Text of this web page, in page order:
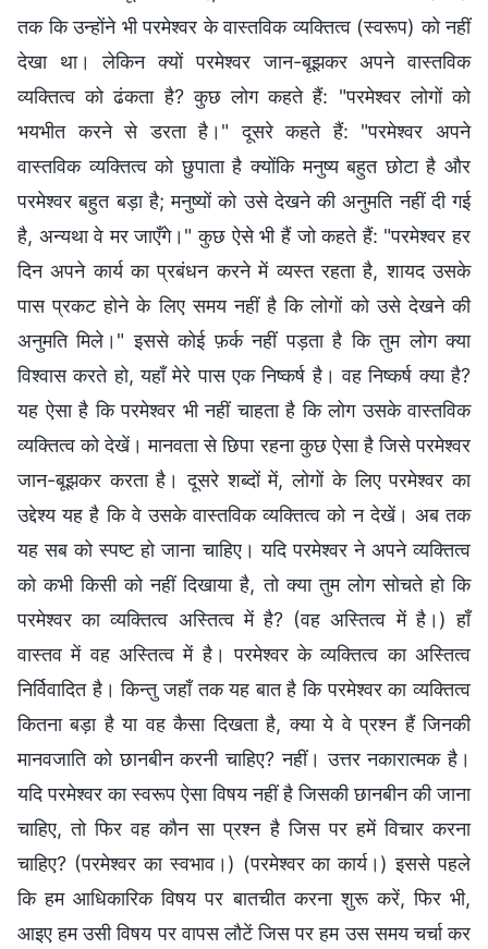
तक कि उन्होंने भी परमेश्वर के वास्तविक व्यक्तित्व (स्वरूप) को नहीं
देखा था। लेकिन क्यों परमेश्वर जान-बूझकर अपने वास्तविक
व्यक्तित्व को ढंकता है? कुछ लोग कहते हैं: "परमेश्वर लोगों को
भयभीत करने से डरता है।" दूसरे कहते हैं: "परमेश्वर अपने
वास्तविक व्यक्तित्व को छुपाता है क्योंकि मनुष्य बहुत छोटा है और
परमेश्वर बहुत बड़ा है; मनुष्यों को उसे देखने की अनुमति नहीं दी गई
है, अन्यथा वे मर जाएँगे।" कुछ ऐसे भी हैं जो कहते हैं: "परमेश्वर हर
दिन अपने कार्य का प्रबंधन करने में व्यस्त रहता है, शायद उसके
पास प्रकट होने के लिए समय नहीं है कि लोगों को उसे देखने की
अनुमति मिले।" इससे कोई फ़र्क नहीं पड़ता है कि तुम लोग क्या
विश्वास करते हो, यहाँ मेरे पास एक निष्कर्ष है। वह निष्कर्ष क्या है?
यह ऐसा है कि परमेश्वर भी नहीं चाहता है कि लोग उसके वास्तविक
व्यक्तित्व को देखें। मानवता से छिपा रहना कुछ ऐसा है जिसे परमेश्वर
जान-बूझकर करता है। दूसरे शब्दों में, लोगों के लिए परमेश्वर का
उद्देश्य यह है कि वे उसके वास्तविक व्यक्तित्व को न देखें। अब तक
यह सब को स्पष्ट हो जाना चाहिए। यदि परमेश्वर ने अपने व्यक्तित्व
को कभी किसी को नहीं दिखाया है, तो क्या तुम लोग सोचते हो कि
परमेश्वर का व्यक्तित्व अस्तित्व में है? (वह अस्तित्व में है।) हाँ
वास्तव में वह अस्तित्व में है। परमेश्वर के व्यक्तित्व का अस्तित्व
निर्विवादित है। किन्तु जहाँ तक यह बात है कि परमेश्वर का व्यक्तित्व
कितना बड़ा है या वह कैसा दिखता है, क्या ये वे प्रश्न हैं जिनकी
मानवजाति को छानबीन करनी चाहिए? नहीं। उत्तर नकारात्मक है।
यदि परमेश्वर का स्वरूप ऐसा विषय नहीं है जिसकी छानबीन की जाना
चाहिए, तो फिर वह कौन सा प्रश्न है जिस पर हमें विचार करना
चाहिए? (परमेश्वर का स्वभाव।) (परमेश्वर का कार्य।) इससे पहले
कि हम आधिकारिक विषय पर बातचीत करना शुरू करें, फिर भी,
आइए हम उसी विषय पर वापस लौटें जिस पर हम उस समय चर्चा कर